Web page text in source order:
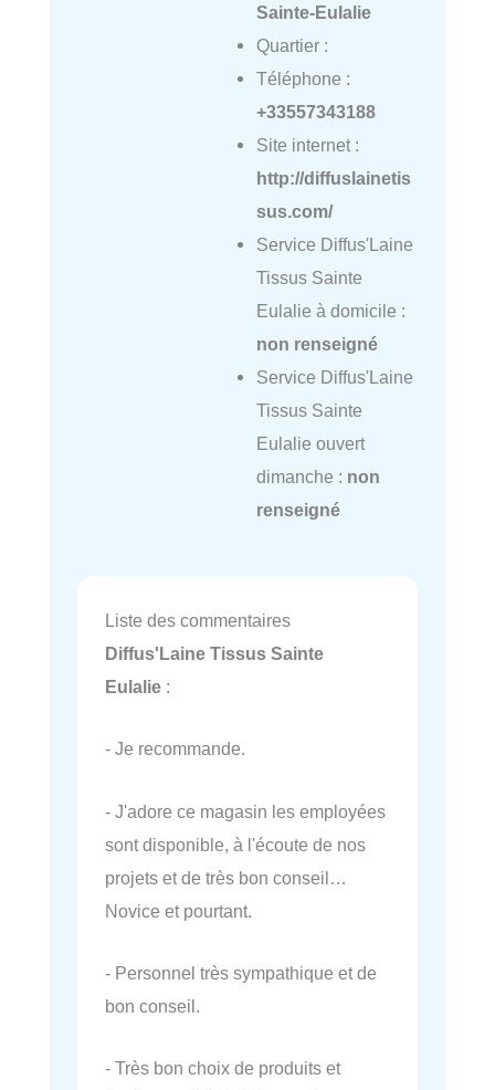
Sainte-Eulalie
Quartier :
Téléphone :
+33557343188
Site internet :
http://diffuslainetis
sus.com/
Service Diffus'Laine
Tissus Sainte
Eulalie à domicile :
non renseigné
Service Diffus'Laine
Tissus Sainte
Eulalie ouvert
dimanche : non
renseigné
Liste des commentaires
Diffus'Laine Tissus Sainte
Eulalie :
- Je recommande.
- J'adore ce magasin les employées
sont disponible, à l'écoute de nos
projets et de très bon conseil…
Novice et pourtant.
- Personnel très sympathique et de
bon conseil.
- Très bon choix de produits et